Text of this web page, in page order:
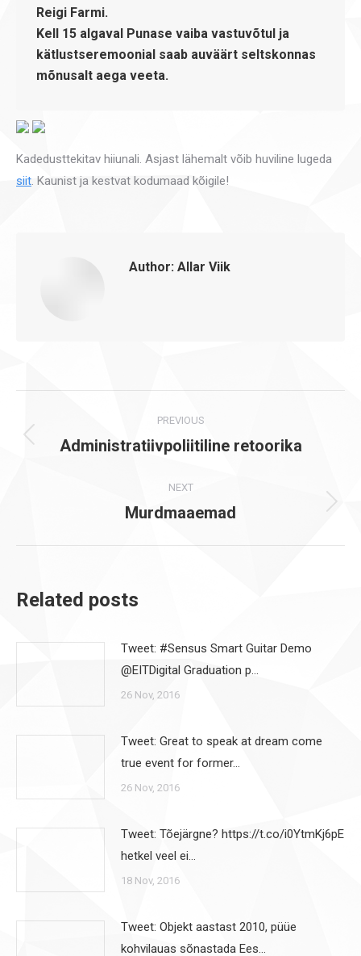
Reigi Farmi.
Kell 15 algaval Punase vaiba vastuvõtul ja
kätlustseremoonial saab auväärt seltskonnas
mõnusalt aega veeta.
Kadedusttekitav hiiunali. Asjast lähemalt võib huviline lugeda
siit. Kaunist ja kestvat kodumaad kõigile!
Author: Allar Viik
navigation
PREVIOUS
Previous
Administratiivpoliitiline retoorika
NEXT
Next
Murdmaaemad
Related posts
Tweet: #Sensus Smart Guitar Demo
@EITDigital Graduation p…
26 Nov, 2016
Tweet: Great to speak at dream come
true event for former…
26 Nov, 2016
Tweet: Tõejärgne? https://t.co/i0YtmKj6pE
hetkel veel ei…
18 Nov, 2016
Tweet: Objekt aastast 2010, püüe
kohvilauas sõnastada Ees…